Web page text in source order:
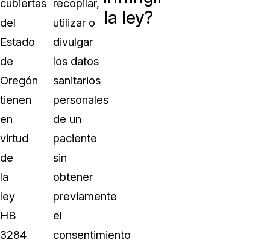
cubiertas
del
Estado
de
Oregón
tienen
en
virtud
de
la
ley
HB
3284
recopilar,
utilizar o
divulgar
los datos
sanitarios
personales
de un
paciente
sin
obtener
previamente
el
consentimiento
la ley?